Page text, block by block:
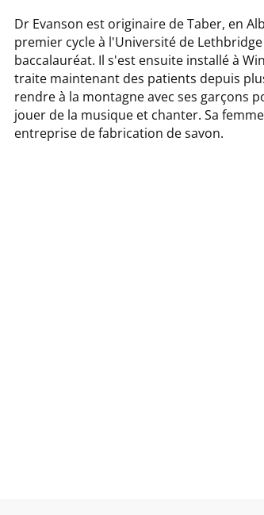
Dr Evanson est originaire de Taber, en
premier cycle à l'Université de
baccalauréat. Il s'est ensuite installé à
traite maintenant des patients depuis
rendre à la montagne avec ses garçons
jouer de la musique et chanter. Sa
entreprise de fabrication de savon.